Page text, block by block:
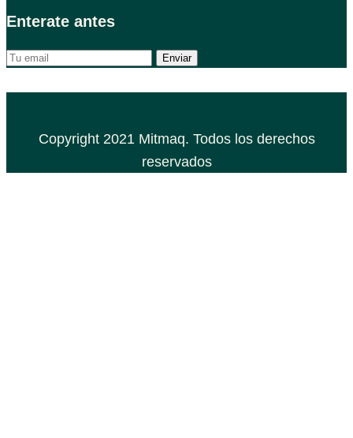
Enterate antes
Copyright 2021 Mitmaq. Todos los derechos
reservados